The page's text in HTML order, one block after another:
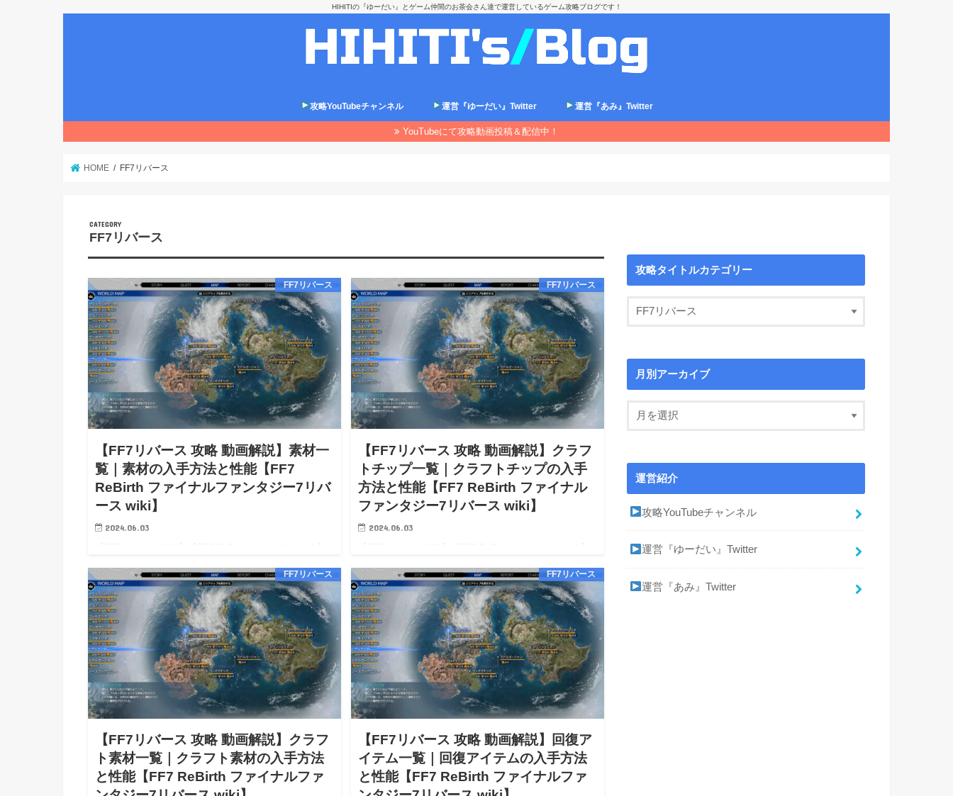
HIHITIの『ゆーだい』とゲーム仲間のお茶会さん達で運営しているゲーム攻略ブログです！
攻略YouTubeチャンネル 運営『ゆーだい』Twitter 運営『あみ』Twitter
YouTubeにて攻略動画投稿＆配信中！
HOME FF7リバース
FF7リバース
FF7リバース
【FF7リバース 攻略 動画解説】素材一
覧｜素材の入手方法と性能【FF7
ReBirth ファイナルファンタジー7リバ
ース wiki】
2024.06.03
法と性能【FF7 ReBirth wiki】 【FF7リバース 攻略】
【FF…
FF7リバース
【FF7リバース 攻略 動画解説】クラフ
トチップ一覧｜クラフトチップの入手
方法と性能【FF7 ReBirth ファイナル
ファンタジー7リバース wiki】
2024.06.03
ラフトチップの入手方法と性能【FF7 ReBirth wiki】
【FF7リバ…
FF7リバース
【FF7リバース 攻略 動画解説】クラフ
ト素材一覧｜クラフト素材の入手方法
と性能【FF7 ReBirth ファイナルファ
FF7リバース
【FF7リバース 攻略 動画解説】回復ア
イテム一覧｜回復アイテムの入手方法
と性能【FF7 ReBirth ファイナルファ
攻略タイトルカテゴリー
月別アーカイブ
運営紹介
攻略YouTubeチャンネル
運営『ゆーだい』Twitter
運営『あみ』Twitter